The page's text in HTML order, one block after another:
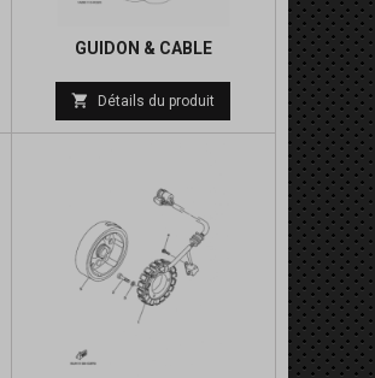
GUIDON & CABLE
Prix
de
 Détails du produit